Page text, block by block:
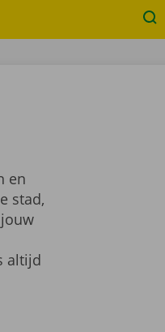
en
stad,
altijd